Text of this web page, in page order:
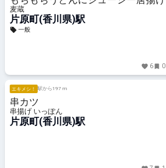
麦蔵
片原町(香川県)駅
一般
6 0
エキメシ！ 駅から197 m
串カツ
串揚げ いっぽん
片原町(香川県)駅